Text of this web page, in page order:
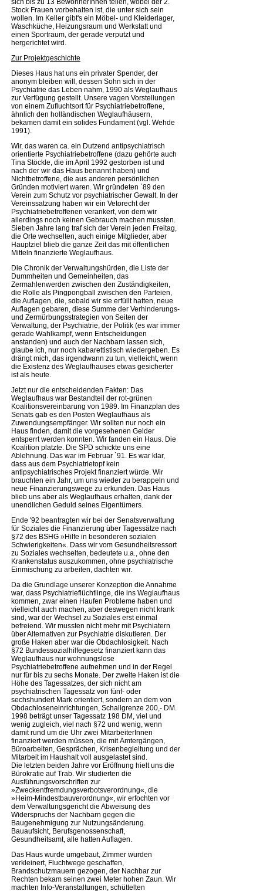
sich bis zu 13 BewohnerInnen teilen, wobei der 2.
Stock Frauen vorbehalten ist, die unter sich sein
wollen. Im Keller gibt's ein Möbel- und Kleiderlager,
Waschküche, Heizungsraum und Werkstatt und
einen Sportraum, der gerade verputzt und
hergerichtet wird.
Zur Projektgeschichte
Dieses Haus hat uns ein privater Spender, der
anonym bleiben will, dessen Sohn sich in der
Psychiatrie das Leben nahm, 1990 als Weglaufhaus
zur Verfügung gestellt. Unsere vagen Vorstellungen
von einem Zufluchtsort für Psychiatriebetroffene,
ähnlich den holländischen Weglaufhäusern,
bekamen damit ein solides Fundament (vgl. Wehde
1991).
Wir, das waren ca. ein Dutzend antipsychiatrisch
orientierte Psychiatriebetroffene (dazu gehörte auch
Tina Stöckle, die im April 1992 gestorben ist und
nach der wir das Haus benannt haben) und
Nichtbetroffene, die aus anderen persönlichen
Gründen motiviert waren. Wir gründeten `89 den
Verein zum Schutz vor psychiatrischer Gewalt. In der
Vereinssatzung haben wir ein Vetorecht der
Psychiatriebetroffenen verankert, von dem wir
allerdings noch keinen Gebrauch machen mussten.
Sieben Jahre lang traf sich der Verein jeden Freitag,
die Orte wechselten, auch einige Mitglieder, aber
Hauptziel blieb die ganze Zeit das mit öffentlichen
Mitteln finanzierte Weglaufhaus.
Die Chronik der Verwaltungshürden, die Liste der
Dummheiten und Gemeinheiten, das
Zermahlenwerden zwischen den Zuständigkeiten,
die Rolle als Pingpongball zwischen den Parteien,
die Auflagen, die, sobald wir sie erfüllt hatten, neue
Auflagen gebaren, diese Summe der Verhinderungs-
und Zermürbungsstrategien von Seiten der
Verwaltung, der Psychiatrie, der Politik (es war immer
gerade Wahlkampf, wenn Entscheidungen
anstanden) und auch der Nachbarn lassen sich,
glaube ich, nur noch kabarettistisch wiedergeben. Es
drängt mich, das irgendwann zu tun, vielleicht, wenn
die Existenz des Weglaufhauses etwas gesicherter
ist als heute.
Jetzt nur die entscheidenden Fakten: Das
Weglaufhaus war Bestandteil der rot-grünen
Koalitionsvereinbarung von 1989. Im Finanzplan des
Senats gab es den Posten Weglaufhaus als
Zuwendungsempfänger. Wir sollten nur noch ein
Haus finden, damit die vorgesehenen Gelder
entsperrt werden konnten. Wir fanden ein Haus. Die
Koalition platzte. Die SPD schickte uns eine
Ablehnung. Das war im Februar `91. Es war klar,
dass aus dem Psychiatrietopf kein
antipsychiatrisches Projekt finanziert würde. Wir
brauchten ein Jahr, um uns wieder zu berappeln und
neue Finanzierungswege zu erkunden. Das Haus
blieb uns aber als Weglaufhaus erhalten, dank der
unendlichen Geduld seines Eigentümers.
Ende '92 beantragten wir bei der Senatsverwaltung
für Soziales die Finanzierung über Tagessätze nach
§72 des BSHG »Hilfe in besonderen sozialen
Schwierigkeiten«. Dass wir vom Gesundheitsressort
zu Soziales wechselten, bedeutete u.a., ohne den
Krankenstatus auszukommen, ohne psychiatrische
Einmischung zu arbeiten, dachten wir.
Da die Grundlage unserer Konzeption die Annahme
war, dass Psychiatrieflüchtlinge, die ins Weglaufhaus
kommen, zwar einen Haufen Probleme haben und
vielleicht auch machen, aber deswegen nicht krank
sind, war der Wechsel zu Soziales erst einmal
befreiend. Wir mussten nicht mehr mit Psychiatern
über Alternativen zur Psychiatrie diskutieren. Der
große Haken aber war die Obdachlosigkeit. Nach
§72 Bundessozialhilfegesetz finanziert kann das
Weglaufhaus nur wohnungslose
Psychiatriebetroffene aufnehmen und in der Regel
nur für bis zu sechs Monate. Der zweite Haken ist die
Höhe des Tagessatzes, der sich nicht am
psychiatrischen Tagessatz von fünf- oder
sechshundert Mark orientiert, sondern an dem von
Obdachloseneinrichtungen, Schallgrenze 200,- DM.
1998 beträgt unser Tagessatz 198 DM, viel und
wenig zugleich, viel nach §72 und wenig, wenn
damit rund um die Uhr zwei MitarbeiterInnen
finanziert werden müssen, die mit Ämtergängen,
Büroarbeiten, Gesprächen, Krisenbegleitung und der
Mitarbeit im Haushalt voll ausgelastet sind.
Die letzten beiden Jahre vor Eröffnung hielt uns die
Bürokratie auf Trab. Wir studierten die
Ausführungsvorschriften zur
»Zweckentfremdungsverbotsverordnung«, die
»Heim-Mindestbauverordnung«, wir erfochten vor
dem Verwaltungsgericht die Abweisung des
Widerspruchs der Nachbarn gegen die
Baugenehmigung zur Nutzungsänderung.
Bauaufsicht, Berufsgenossenschaft,
Gesundheitsamt, alle hatten Auflagen.
Das Haus wurde umgebaut, Zimmer wurden
verkleinert, Fluchtwege geschaffen,
Brandschutzmauern gezogen, der Nachbar zur
Rechten bekam seinen zwei Meter hohen Zaun. Wir
machten Info-Veranstaltungen, schüttelten